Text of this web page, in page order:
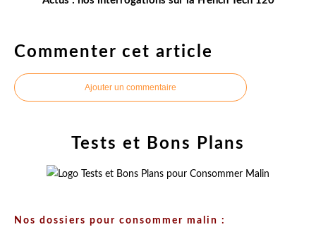
Commenter cet article
Ajouter un commentaire
Tests et Bons Plans
Nos dossiers pour consommer malin :